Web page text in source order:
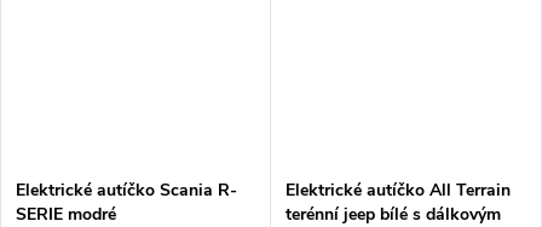
Elektrické autíčko Scania R-
SERIE modré
Elektrické autíčko All Terrain
terénní jeep bílé s dálkovým